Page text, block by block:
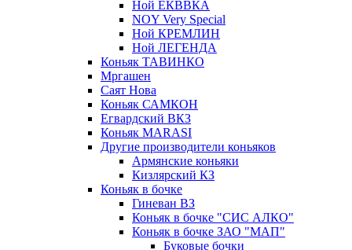
Ной ЕКВВКА
NOY Very Special
Ной КРЕМЛИН
Ной ЛЕГЕНДА
Коньяк ТАВИНКО
Мргашен
Саят Нова
Коньяк САМКОН
Егвардский ВКЗ
Коньяк MARASI
Другие производители коньяков
Армянские коньяки
Кизлярский КЗ
Коньяк в бочке
Гиневан ВЗ
Коньяк в бочке "СИС АЛКО"
Коньяк в бочке ЗАО "МАП"
Буковые бочки